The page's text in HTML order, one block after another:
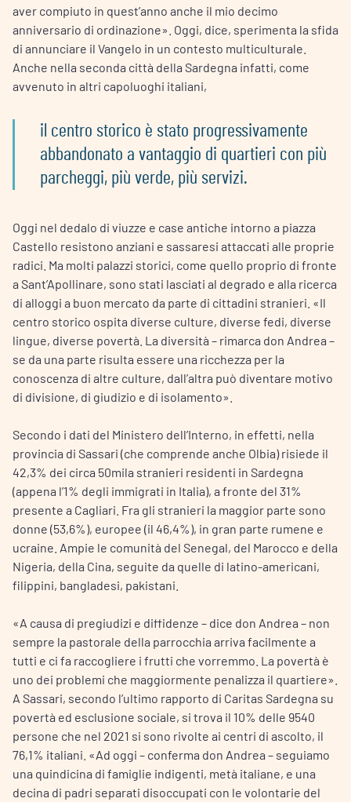
aver compiuto in quest’anno anche il mio decimo
anniversario di ordinazione». Oggi, dice, sperimenta la sfida
di annunciare il Vangelo in un contesto multiculturale.
Anche nella seconda città della Sardegna infatti, come
avvenuto in altri capoluoghi italiani,
il centro storico è stato progressivamente
abbandonato a vantaggio di quartieri con più
parcheggi, più verde, più servizi.
Oggi nel dedalo di viuzze e case antiche intorno a piazza
Castello resistono anziani e sassaresi attaccati alle proprie
radici. Ma molti palazzi storici, come quello proprio di fronte
a Sant’Apollinare, sono stati lasciati al degrado e alla ricerca
di alloggi a buon mercato da parte di cittadini stranieri. «Il
centro storico ospita diverse culture, diverse fedi, diverse
lingue, diverse povertà. La diversità – rimarca don Andrea –
se da una parte risulta essere una ricchezza per la
conoscenza di altre culture, dall’altra può diventare motivo
di divisione, di giudizio e di isolamento».
Secondo i dati del Ministero dell’Interno, in effetti, nella
provincia di Sassari (che comprende anche Olbia) risiede il
42,3% dei circa 50mila stranieri residenti in Sardegna
(appena l’1% degli immigrati in Italia), a fronte del 31%
presente a Cagliari. Fra gli stranieri la maggior parte sono
donne (53,6%), europee (il 46,4%), in gran parte rumene e
ucraine. Ampie le comunità del Senegal, del Marocco e della
Nigeria, della Cina, seguite da quelle di latino-americani,
filippini, bangladesi, pakistani.
«A causa di pregiudizi e diffidenze – dice don Andrea – non
sempre la pastorale della parrocchia arriva facilmente a
tutti e ci fa raccogliere i frutti che vorremmo. La povertà è
uno dei problemi che maggiormente penalizza il quartiere».
A Sassari, secondo l’ultimo rapporto di Caritas Sardegna su
povertà ed esclusione sociale, si trova il 10% delle 9540
persone che nel 2021 si sono rivolte ai centri di ascolto, il
76,1% italiani. «Ad oggi – conferma don Andrea – seguiamo
una quindicina di famiglie indigenti, metà italiane, e una
decina di padri separati disoccupati con le volontarie del